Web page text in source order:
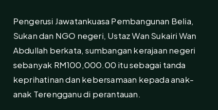
Pengerusi Jawatankuasa Pembangunan Belia,
Sukan dan NGO negeri, Ustaz Wan Sukairi Wan
Abdullah berkata, sumbangan kerajaan negeri
sebanyak RM100,000.00 itu sebagai tanda
keprihatinan dan kebersamaan kepada anak-
anak Terengganu di perantauan.